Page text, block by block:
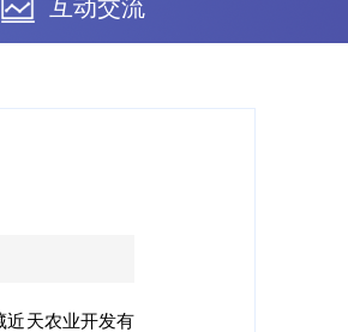
互动交流
近天农业开发有